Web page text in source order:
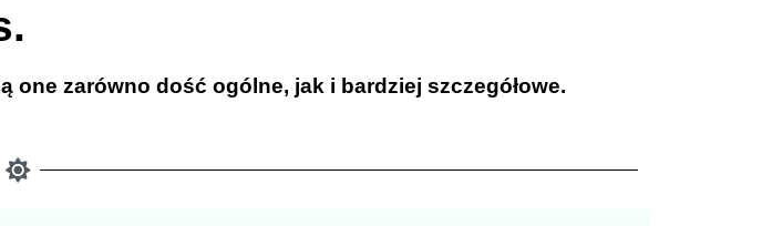
one zarówno dość ogólne, jak i bardziej szczegółowe.